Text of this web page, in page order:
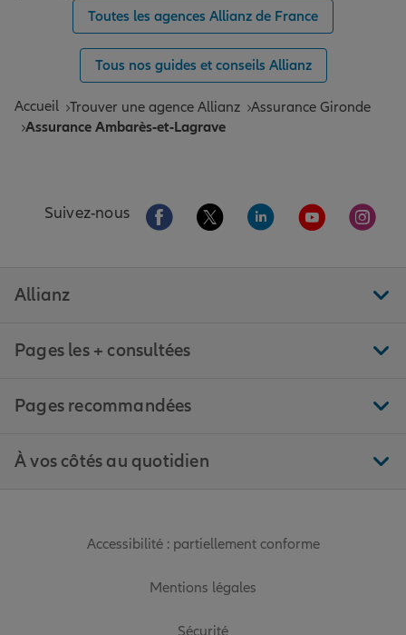
Toutes les agences Allianz de France
Tous nos guides et conseils Allianz
Accueil Trouver une agence Allianz Assurance Gironde
Assurance Ambarès-et-Lagrave
Suivez-nous Aller sur la page Facebook de Allianz
Aller sur la page Twitter de
Aller sur la page
Aller sur la
Aller
Allianz
Pages les + consultées
Pages recommandées
À vos côtés au quotidien
Accessibilité : partiellement conforme
Mentions légales
Sécurité